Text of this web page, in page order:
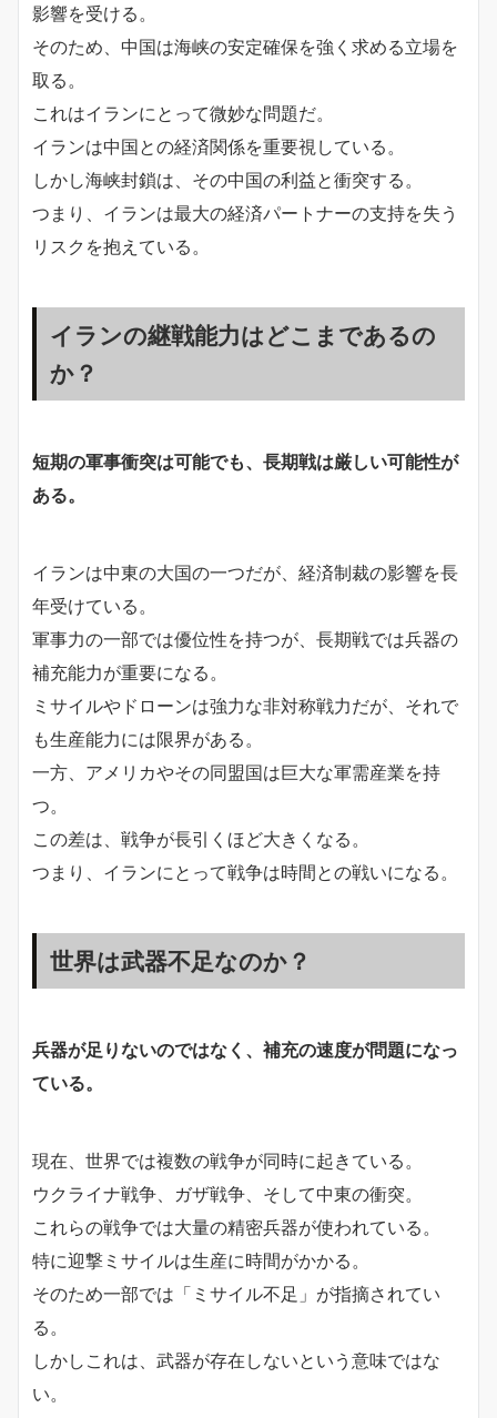
影響を受ける。
そのため、中国は海峡の安定確保を強く求める立場を
取る。
これはイランにとって微妙な問題だ。
イランは中国との経済関係を重要視している。
しかし海峡封鎖は、その中国の利益と衝突する。
つまり、イランは最大の経済パートナーの支持を失う
リスクを抱えている。
イランの継戦能力はどこまであるの
か？
短期の軍事衝突は可能でも、長期戦は厳しい可能性が
ある。
イランは中東の大国の一つだが、経済制裁の影響を長
年受けている。
軍事力の一部では優位性を持つが、長期戦では兵器の
補充能力が重要になる。
ミサイルやドローンは強力な非対称戦力だが、それで
も生産能力には限界がある。
一方、アメリカやその同盟国は巨大な軍需産業を持
つ。
この差は、戦争が長引くほど大きくなる。
つまり、イランにとって戦争は時間との戦いになる。
世界は武器不足なのか？
兵器が足りないのではなく、補充の速度が問題になっ
ている。
現在、世界では複数の戦争が同時に起きている。
ウクライナ戦争、ガザ戦争、そして中東の衝突。
これらの戦争では大量の精密兵器が使われている。
特に迎撃ミサイルは生産に時間がかかる。
そのため一部では「ミサイル不足」が指摘されてい
る。
しかしこれは、武器が存在しないという意味ではな
い。